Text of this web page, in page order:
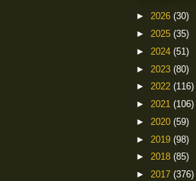
► 2026 (30)
► 2025 (35)
► 2024 (51)
► 2023 (80)
► 2022 (116)
► 2021 (106)
► 2020 (59)
► 2019 (98)
► 2018 (85)
► 2017 (376)